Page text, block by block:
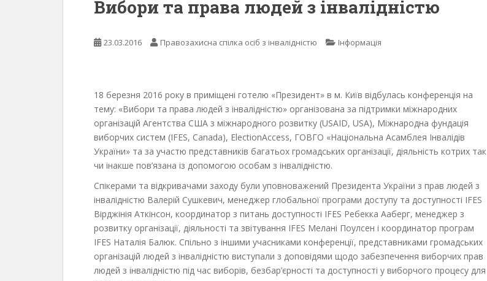
Вибори та права людей з інвалідністю
23.03.2016 Правозахисна спілка осіб з інвалідністю Інформація
18 березня 2016 року в приміщені готелю «Президент» в м. Київ відбулась конференція на
тему: «Вибори та права людей з інвалідністю» організована за підтримки міжнародних
організацій Агентства США з міжнародного розвитку (USAID, USA), Міжнародна фундація
виборчих систем (IFES, Canada), ElectionAccess, ГОВГО «Національна Асамблея Інвалідів
України» та за участю представників багатьох громадських організації, діяльність котрих так
чи інакше пов’язана із допомогою особам з інвалідністю.
Спікерами та відкривачами заходу були уповноважений Президента України з прав людей з
інвалідністю Валерій Сушкевич, менеджер глобальної програми доступу та доступності IFES
Вірджінія Аткінсон, координатор з питань доступності IFES Ребекка Ааберг, менеджер з
розвитку організації, діяльності та звітування IFES Мелані Поулсен і координатор програм
IFES Наталія Балюк. Спільно з іншими учасниками конференції, представниками громадських
організацій людей з інвалідністю виступали з доповідями щодо забезпечення виборчих прав
людей з інвалідністю під час виборів, безбар’єрності та доступності у виборчого процесу для